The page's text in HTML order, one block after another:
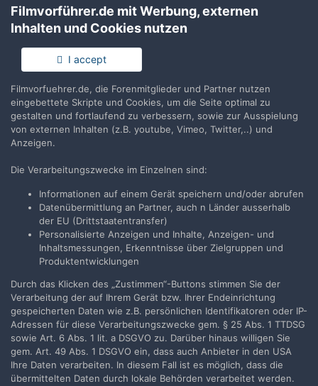
Von MFB42 aka M. Bartels
Schmalfilm
39
Antworten 6.493 Aufrufe
Akkubox, Ladegerät, Dauerbetrieb bei
großen Nizos
Schmalfilm
Antworten
VORHERIGE Seite 1 von 4
Filmvorführer.de via Google durchsuchen:
Sprache
Impressum / Datenschutzerklärung
Nutzungsbedingungen
Realisierung: IN-Solution
Powered by Invision Community
Filmvorführer.de mit Werbung, externen
Inhalten und Cookies nutzen
I accept
Filmvorfuehrer.de, die Forenmitglieder und Partner nutzen
eingebettete Skripte und Cookies, um die Seite optimal zu
gestalten und fortlaufend zu verbessern, sowie zur Ausspielung
von externen Inhalten (z.B. youtube, Vimeo, Twitter,..) und
Anzeigen.
Die Verarbeitungszwecke im Einzelnen sind:
Informationen auf einem Gerät speichern und/oder abrufen
Datenübermittlung an Partner, auch n Länder ausserhalb
der EU (Drittstaatentransfer)
Personalisierte Anzeigen und Inhalte, Anzeigen- und
Inhaltsmessungen, Erkenntnisse über Zielgruppen und
Produktentwicklungen
Durch das Klicken des „Zustimmen“-Buttons stimmen Sie der
Verarbeitung der auf Ihrem Gerät bzw. Ihrer Endeinrichtung
gespeicherten Daten wie z.B. persönlichen Identifikatoren oder IP-
Adressen für diese Verarbeitungszwecke gem. § 25 Abs. 1 TTDSG
sowie Art. 6 Abs. 1 lit. a DSGVO zu. Darüber hinaus willigen Sie
gem. Art. 49 Abs. 1 DSGVO ein, dass auch Anbieter in den USA
Ihre Daten verarbeiten. In diesem Fall ist es möglich, dass die
übermittelten Daten durch lokale Behörden verarbeitet werden.